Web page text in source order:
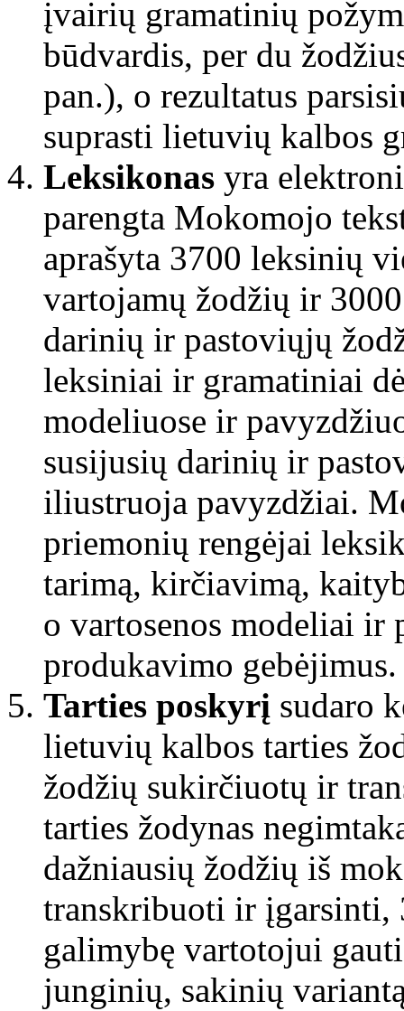
įvairių gramatinių
būdvardis, per du
pan.), o rezultatus
suprasti lietuvių kalbos
Leksikonas yra
parengta Mokomojo
aprašyta 3700 leksinių
vartojamų žodžių ir
darinių ir pastoviųjų
leksiniai ir gramatiniai
modeliuose ir
susijusių darinių ir
iliustruoja pavyzdžiai.
priemonių rengėjai
tarimą, kirčiavimą,
o vartosenos modeliai ir
produkavimo gebėjimus.
Tarties poskyrį sudaro
lietuvių kalbos tarties
žodžių sukirčiuotų ir
tarties žodynas
dažniausių žodžių iš
transkribuoti ir įgarsinti,
galimybę vartotojui
junginių, sakinių